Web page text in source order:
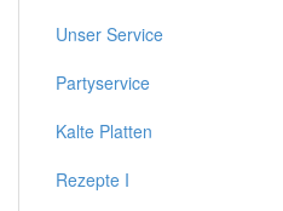
Unser Service
Partyservice
Kalte Platten
Rezepte I